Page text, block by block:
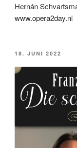
Hernán
www.opera2day.nl
VERÖFFENTLICHT
18. JUNI 2022